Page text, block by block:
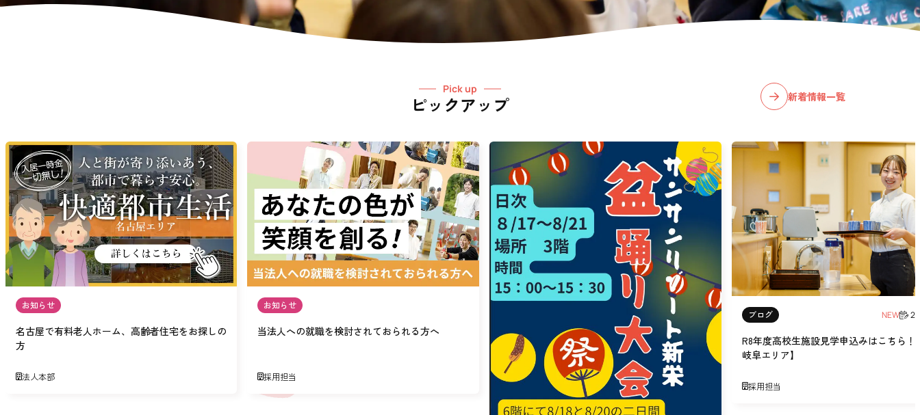
Pick up
ピックアップ 新着情報一覧
お知らせ
名古屋で有料老人ホーム、高齢者住宅をお探しの
方
法人本部
お知らせ
当法人への就職を検討されておられる方へ
採用担当
ブログ NEW
R8年度高校生施設見学申込みはこちら！
岐阜エリア】
採用担当